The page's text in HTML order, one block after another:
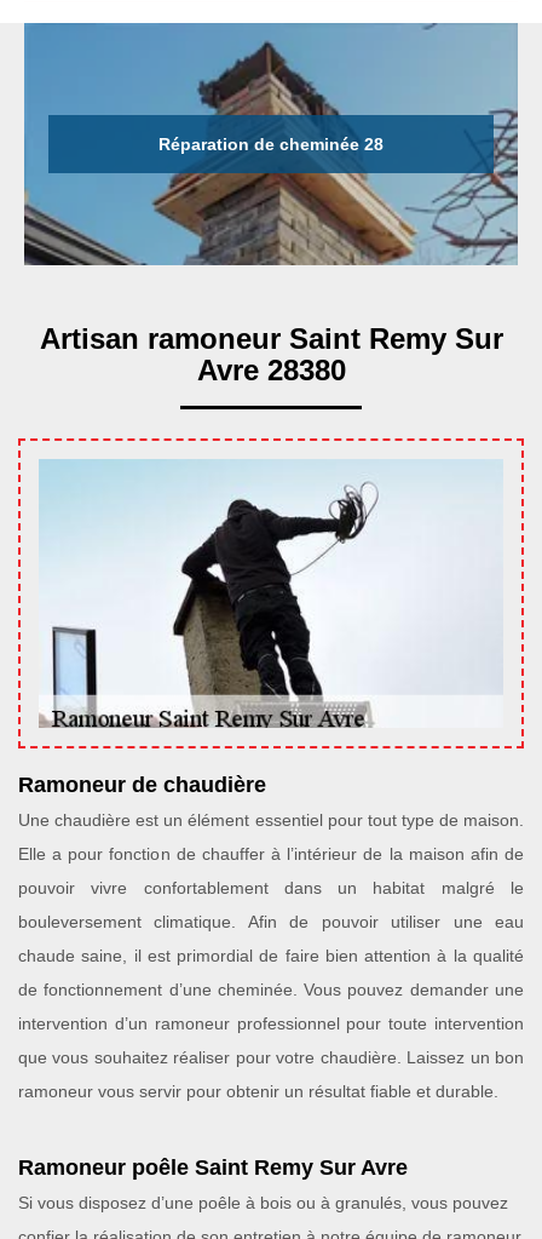
Réparation de cheminée 28
Artisan ramoneur Saint Remy Sur
Avre 28380
Ramoneur de chaudière
Une chaudière est un élément essentiel pour tout type de maison.
Elle a pour fonction de chauffer à l’intérieur de la maison afin de
pouvoir vivre confortablement dans un habitat malgré le
bouleversement climatique. Afin de pouvoir utiliser une eau
chaude saine, il est primordial de faire bien attention à la qualité
de fonctionnement d’une cheminée. Vous pouvez demander une
intervention d’un ramoneur professionnel pour toute intervention
que vous souhaitez réaliser pour votre chaudière. Laissez un bon
ramoneur vous servir pour obtenir un résultat fiable et durable.
Ramoneur poêle Saint Remy Sur Avre
Si vous disposez d’une poêle à bois ou à granulés, vous pouvez